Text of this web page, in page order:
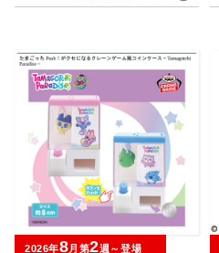
2026年8月第2週～登場